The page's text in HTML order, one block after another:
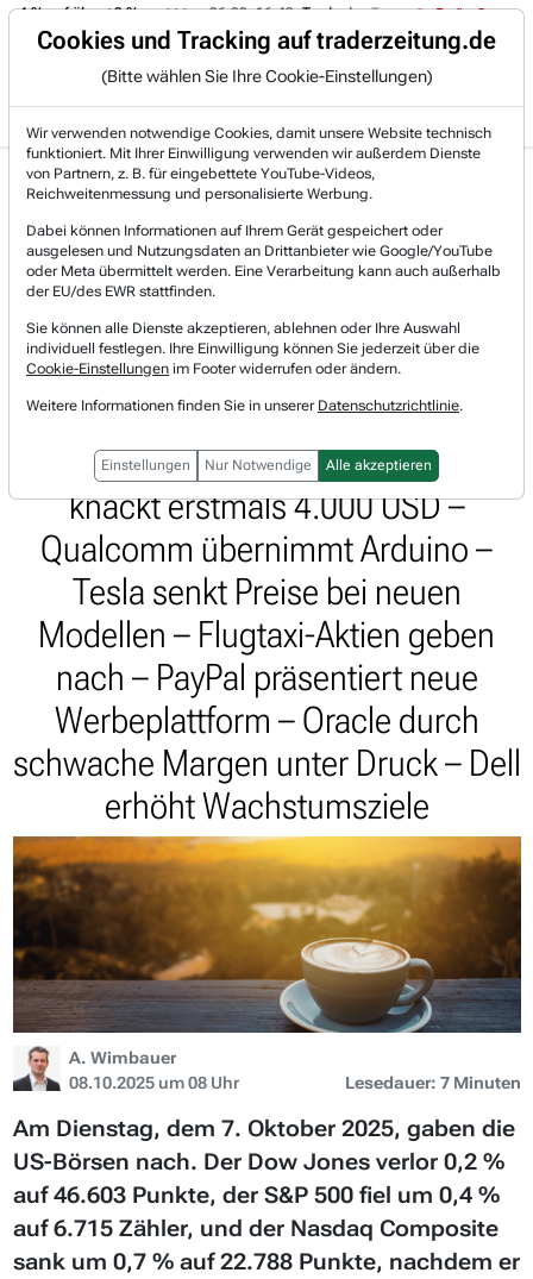
Trading-Room
% auf über +3 %. 06.08. 16:49 Trade des Tages 06.08.
Gratis Account Login
Jetzt registrieren und gratis Artikel lesen.
Bereits bei TraderFox registriert? Jetzt anmelden!
Home Marktberichte
Morning Briefing
Breiter US-Markt mit Handelsverlusten – Baldiges...
Breiter US-Markt mit
Handelsverlusten – Baldiges Ende
des Regierungsstillstands – Bitcoin-
ETFs mit Rekordzuflüssen – Gold
knackt erstmals 4.000 USD –
Qualcomm übernimmt Arduino –
Tesla senkt Preise bei neuen
Modellen – Flugtaxi-Aktien geben
nach – PayPal präsentiert neue
Werbeplattform – Oracle durch
schwache Margen unter Druck – Dell
erhöht Wachstumsziele
A. Wimbauer
08.10.2025 um 08 Uhr
Lesedauer: 7 Minuten
Am Dienstag, dem 7. Oktober 2025, gaben die
US-Börsen nach. Der Dow Jones verlor 0,2 %
auf 46.603 Punkte, der S&P 500 fiel um 0,4 %
auf 6.715 Zähler, und der Nasdaq Composite
sank um 0,7 % auf 22.788 Punkte, nachdem er
Cookies und Tracking auf traderzeitung.de
(Bitte wählen Sie Ihre Cookie-Einstellungen)
Wir verwenden notwendige Cookies, damit unsere Website technisch
funktioniert. Mit Ihrer Einwilligung verwenden wir außerdem Dienste
von Partnern, z. B. für eingebettete YouTube-Videos,
Reichweitenmessung und personalisierte Werbung.
Dabei können Informationen auf Ihrem Gerät gespeichert oder
ausgelesen und Nutzungsdaten an Drittanbieter wie Google/YouTube
oder Meta übermittelt werden. Eine Verarbeitung kann auch außerhalb
der EU/des EWR stattfinden.
Sie können alle Dienste akzeptieren, ablehnen oder Ihre Auswahl
individuell festlegen. Ihre Einwilligung können Sie jederzeit über die
Cookie-Einstellungen im Footer widerrufen oder ändern.
Weitere Informationen finden Sie in unserer Datenschutzrichtlinie.
Einstellungen Nur Notwendige Alle akzeptieren